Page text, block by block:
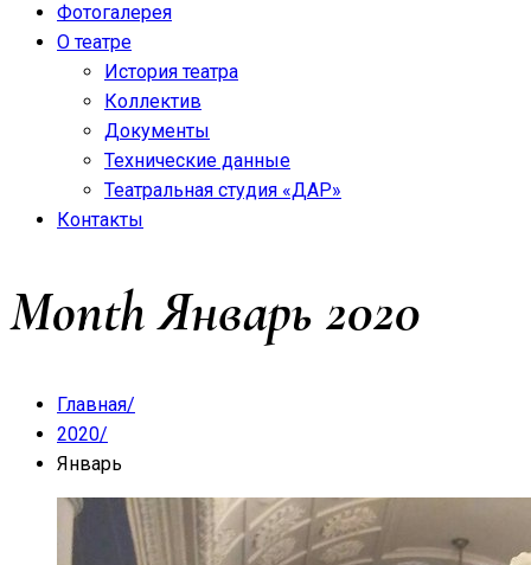
Фотогалерея
О театре
История театра
Коллектив
Документы
Технические данные
Театральная студия «ДАР»
Контакты
MonthЯнварь 2020
Главная/
2020/
Январь